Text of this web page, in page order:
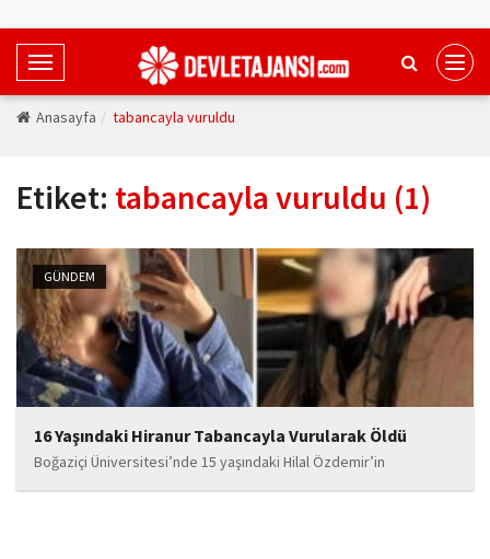
T
o
g
e
a
v
i
g
a
t
i
o
n
Anasayfa tabancayla vuruldu
Etiket: tabancayla vuruldu (1)
GÜNDEM
16 Yaşındaki Hiranur Tabancayla Vurularak Öldü
Boğaziçi Üniversitesi’nde 15 yaşındaki Hilal Özdemir’in
öldürülmesinin ardından bir acı haber de Mersin’den geldi.